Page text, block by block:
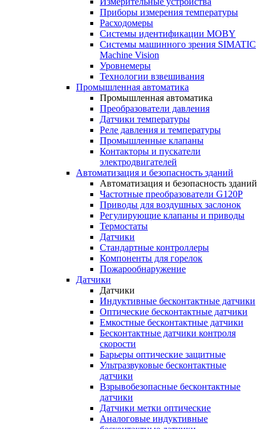
Приборы измерения температуры
Расходомеры
Системы идентификации MOBY
Системы машинного зрения SIMATIC
Machine Vision
Уровнемеры
Технологии взвешивания
Промышленная автоматика
Промышленная автоматика
Преобразователи давления
Датчики температуры
Реле давления и температуры
Промышленные клапаны
Контакторы и пускатели
электродвигателей
Автоматизация и безопасность зданий
Автоматизация и безопасность зданий
Частотные преобразователи G120P
Приводы для воздушных заслонок
Регулирующие клапаны и приводы
Термостаты
Датчики
Стандартные контроллеры
Компоненты для горелок
Пожарообнаружение
Датчики
Датчики
Индуктивные бесконтактные датчики
Оптические бесконтактные датчики
Емкостные бесконтактные датчики
Бесконтактные датчики контроля
скорости
Барьеры оптические защитные
Ультразвуковые бесконтактные
датчики
Взрывобезопасные бесконтактные
датчики
Датчики метки оптические
Аналоговые индуктивные